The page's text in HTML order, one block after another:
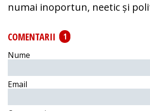
numai inoportun, neetic și
COMENTARII
1
Nume
Email